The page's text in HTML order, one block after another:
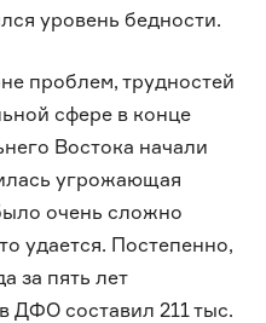
уровень бедности.
проблем, трудностей
сфере в конце
Востока начали
угрожающая
очень сложно
удается. Постепенно,
за пять лет
ДФО составил 211 тыс.